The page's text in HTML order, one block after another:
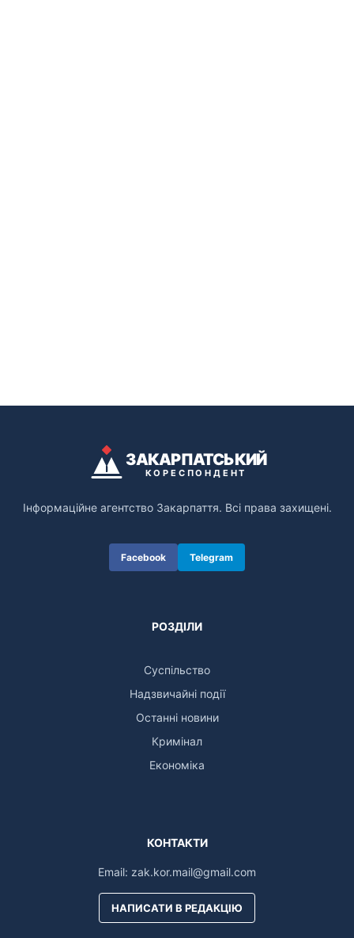
ЗАКАРПАТСЬКИЙ
КОРЕСПОНДЕНТ
Інформаційне агентство Закарпаття. Всі права захищені.
Facebook Telegram
РОЗДІЛИ
Суспільство
Надзвичайні події
Останні новини
Кримінал
Економіка
КОНТАКТИ
Email: zak.kor.mail@gmail.com
НАПИСАТИ В РЕДАКЦІЮ